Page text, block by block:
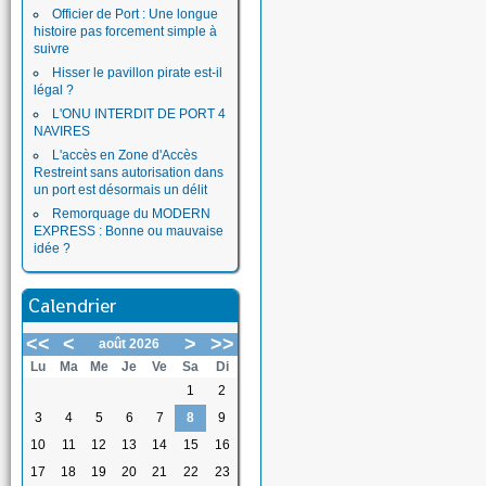
Officier de Port : Une longue
histoire pas forcement simple à
suivre
Hisser le pavillon pirate est-il
légal ?
L'ONU INTERDIT DE PORT 4
NAVIRES
L'accès en Zone d'Accès
Restreint sans autorisation dans
un port est désormais un délit
Remorquage du MODERN
EXPRESS : Bonne ou mauvaise
idée ?
Calendrier
<< < août 2026 > >>
Lu Ma Me Je Ve Sa
Di
1
2
3
4 5 6 7 8
9
10
11 12 13 14 15
16
17
18 19 20 21 22 23